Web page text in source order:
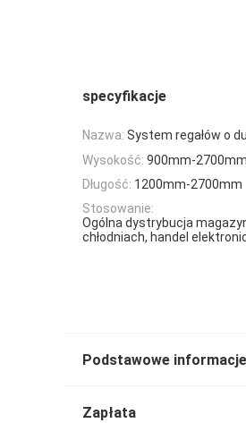
specyfikacje
Nazwa: System regałów o
Wysokość: 900mm-2700mm
Długość: 1200mm-2700mm
Stosowanie:
Ogólna dystrybucja
chłodniach, handel
Podstawowe informacje
Zapłata